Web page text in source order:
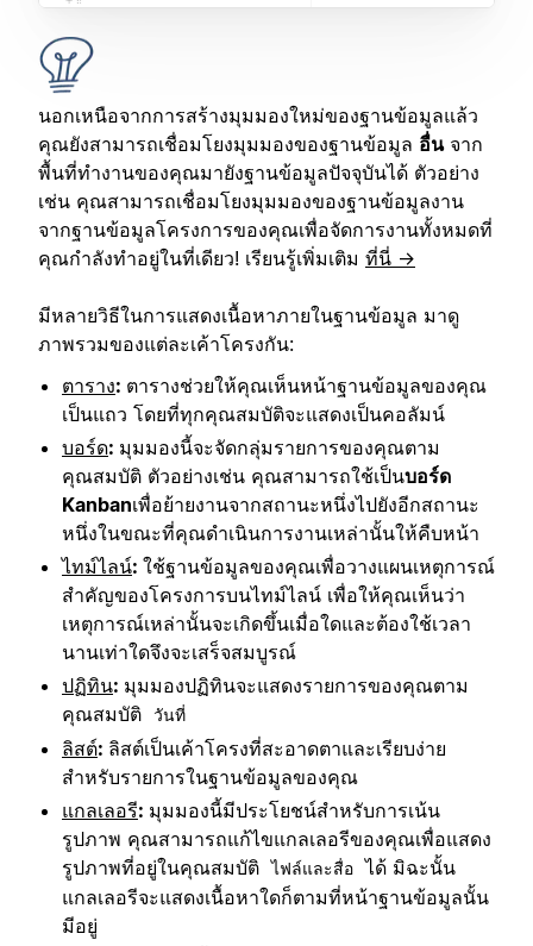
นอกเหนือจากการสร้างมุมมองใหม่ของฐานข้อมูลแล้ว
คุณยังสามารถเชื่อมโยงมุมมองของฐานข้อมูล อื่นจาก
พื้นที่ทำงานของคุณมายังฐานข้อมูลปัจจุบันได้ ตัวอย่าง
เช่น คุณสามารถเชื่อมโยงมุมมองของฐานข้อมูลงาน
จากฐานข้อมูลโครงการของคุณเพื่อจัดการงานทั้งหมดที่
คุณกำลังทำอยู่ในที่เดียว! เรียนรู้เพิ่มเติม ที่นี่ →
มีหลายวิธีในการแสดงเนื้อหาภายในฐานข้อมูล มาดู
ภาพรวมของแต่ละเค้าโครงกัน:
ตาราง: ตารางช่วยให้คุณเห็นหน้าฐานข้อมูลของคุณ
เป็นแถว โดยที่ทุกคุณสมบัติจะแสดงเป็นคอลัมน์
บอร์ด: มุมมองนี้จะจัดกลุ่มรายการของคุณตาม
คุณสมบัติ ตัวอย่างเช่น คุณสามารถใช้เป็นบอร์ด
Kanbanเพื่อย้ายงานจากสถานะหนึ่งไปยังอีกสถานะ
หนึ่งในขณะที่คุณดำเนินการงานเหล่านั้นให้คืบหน้า
ไทม์ไลน์: ใช้ฐานข้อมูลของคุณเพื่อวางแผนเหตุการณ์
สำคัญของโครงการบนไทม์ไลน์ เพื่อให้คุณเห็นว่า
เหตุการณ์เหล่านั้นจะเกิดขึ้นเมื่อใดและต้องใช้เวลา
นานเท่าใดจึงจะเสร็จสมบูรณ์
ปฏิทิน: มุมมองปฏิทินจะแสดงรายการของคุณตาม
คุณสมบัติ วันที่
ลิสต์: ลิสต์เป็นเค้าโครงที่สะอาดตาและเรียบง่าย
สำหรับรายการในฐานข้อมูลของคุณ
แกลเลอรี: มุมมองนี้มีประโยชน์สำหรับการเน้น
รูปภาพ คุณสามารถแก้ไขแกลเลอรีของคุณเพื่อแสดง
รูปภาพที่อยู่ในคุณสมบัติ ไฟล์และสื่อ ได้ มิฉะนั้น
แกลเลอรีจะแสดงเนื้อหาใดก็ตามที่หน้าฐานข้อมูลนั้น
มีอยู่